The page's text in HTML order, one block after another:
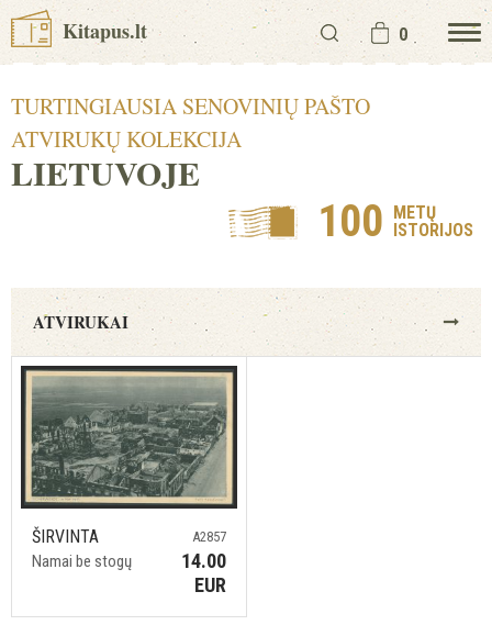
Kitapus.lt 0
TURTINGIAUSIA SENOVINIŲ PAŠTO
ATVIRUKŲ KOLEKCIJA
LIETUVOJE
100 METŲ
ISTORIJOS
ATVIRUKAI
ŠIRVINTA
Namai be stogų
A2857
14.00
EUR